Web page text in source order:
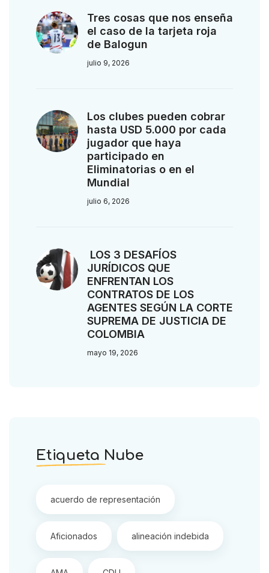
Tres cosas que nos enseña
el caso de la tarjeta roja
de Balogun
julio 9, 2026
Los clubes pueden cobrar
hasta USD 5.000 por cada
jugador que haya
participado en
Eliminatorias o en el
Mundial
julio 6, 2026
LOS 3 DESAFÍOS
JURÍDICOS QUE
ENFRENTAN LOS
CONTRATOS DE LOS
AGENTES SEGÚN LA CORTE
SUPREMA DE JUSTICIA DE
COLOMBIA
mayo 19, 2026
Etiqueta Nube
acuerdo de representación
Aficionados alineación indebida